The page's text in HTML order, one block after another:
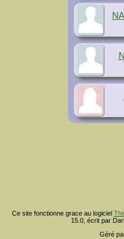
Ce site fonctionne grace au logiciel
15.0, écrit par
Géré